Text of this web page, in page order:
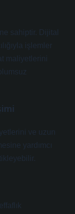
sahiptir. Dijital
işlemler
maliyetlerini
ve uzun
yardımcı